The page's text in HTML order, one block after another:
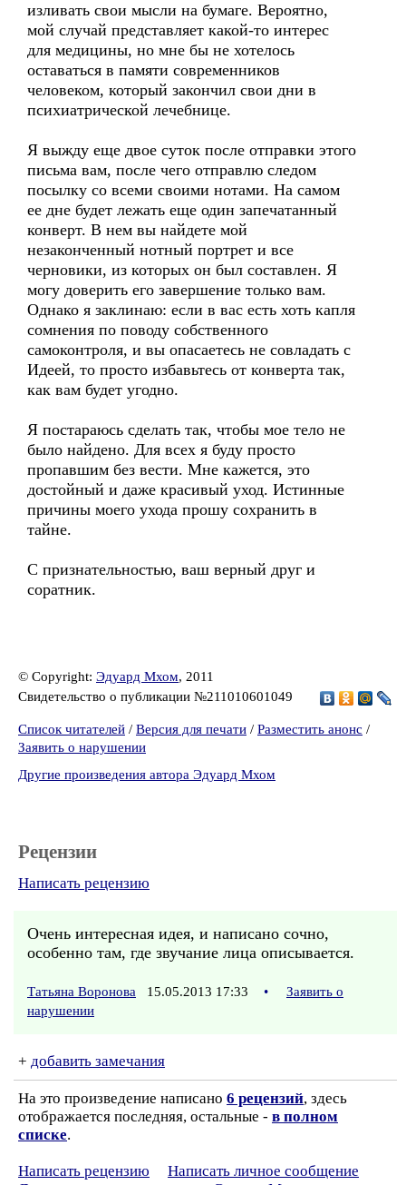
изливать свои мысли на бумаге. Вероятно,
мой случай представляет какой-то интерес
для медицины, но мне бы не хотелось
оставаться в памяти современников
человеком, который закончил свои дни в
психиатрической лечебнице.
Я выжду еще двое суток после отправки этого
письма вам, после чего отправлю следом
посылку со всеми своими нотами. На самом
ее дне будет лежать еще один запечатанный
конверт. В нем вы найдете мой
незаконченный нотный портрет и все
черновики, из которых он был составлен. Я
могу доверить его завершение только вам.
Однако я заклинаю: если в вас есть хоть капля
сомнения по поводу собственного
самоконтроля, и вы опасаетесь не совладать с
Идеей, то просто избавьтесь от конверта так,
как вам будет угодно.
Я постараюсь сделать так, чтобы мое тело не
было найдено. Для всех я буду просто
пропавшим без вести. Мне кажется, это
достойный и даже красивый уход. Истинные
причины моего ухода прошу сохранить в
тайне.
С признательностью, ваш верный друг и
соратник.
© Copyright: Эдуард Мхом, 2011
Свидетельство о публикации №211010601049
Список читателей / Версия для печати / Разместить анонс /
Заявить о нарушении
Другие произведения автора Эдуард Мхом
Рецензии
Написать рецензию
Очень интересная идея, и написано сочно,
особенно там, где звучание лица описывается.
Татьяна Воронова 15.05.2013 17:33 •
Заявить о
нарушении
+ добавить замечания
На это произведение написано 6 рецензий, здесь
отображается последняя, остальные - в полном
списке.
Написать рецензию
Написать личное сообщение